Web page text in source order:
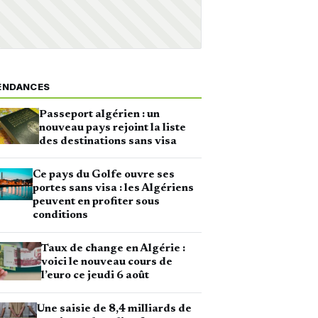
Passeport algérien : un
nouveau pays rejoint la liste
des destinations sans visa
Ce pays du Golfe ouvre ses
portes sans visa : les Algériens
peuvent en profiter sous
conditions
Taux de change en Algérie :
voici le nouveau cours de
l’euro ce jeudi 6 août
Une saisie de 8,4 milliards de